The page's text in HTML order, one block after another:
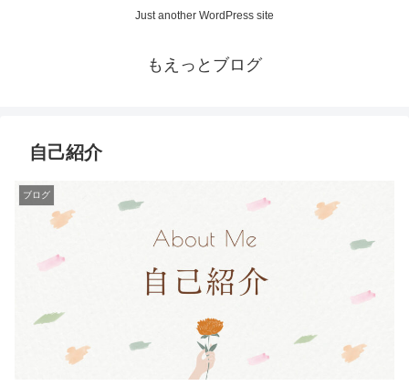
Just another WordPress site
もえっとブログ
自己紹介
ブログ